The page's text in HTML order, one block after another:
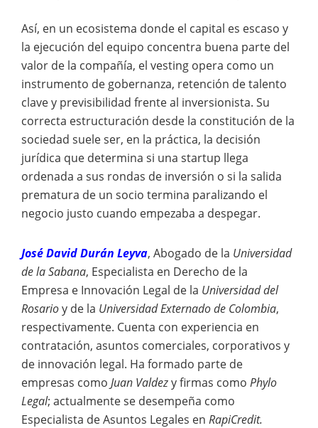
Así, en un ecosistema donde el capital es escaso y
la ejecución del equipo concentra buena parte del
valor de la compañía, el vesting opera como un
instrumento de gobernanza, retención de talento
clave y previsibilidad frente al inversionista. Su
correcta estructuración desde la constitución de la
sociedad suele ser, en la práctica, la decisión
jurídica que determina si una startup llega
ordenada a sus rondas de inversión o si la salida
prematura de un socio termina paralizando el
negocio justo cuando empezaba a despegar.
José David Durán Leyva, Abogado de la Universidad
de la Sabana, Especialista en Derecho de la
Empresa e Innovación Legal de la Universidad del
Rosarioy de la Universidad Externado de Colombia,
respectivamente. Cuenta con experiencia en
contratación, asuntos comerciales, corporativos y
de innovación legal. Ha formado parte de
empresas como Juan Valdezy firmas como Phylo
Legal; actualmente se desempeña como
Especialista de Asuntos Legales en RapiCredit.